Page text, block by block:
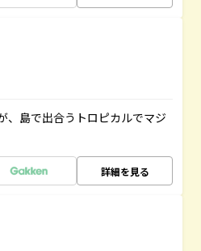
、島で出合うトロピカルでマジ
詳細を見る